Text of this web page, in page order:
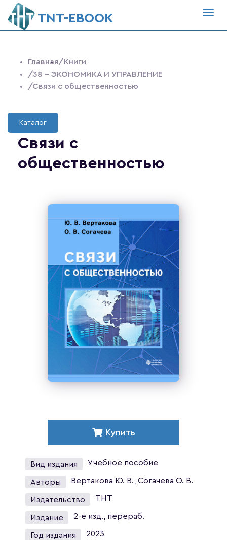
ТNT-EBOOK
Главная/Книги
/38 - ЭКОНОМИКА И УПРАВЛЕНИЕ
/Связи с общественностью
Каталог
Связи с
общественностью
Купить
Вид издания Учебное пособие
Авторы Вертакова Ю. В., Согачева О. В.
Издательство ТНТ
Издание 2-е изд., перераб.
Год издания 2023